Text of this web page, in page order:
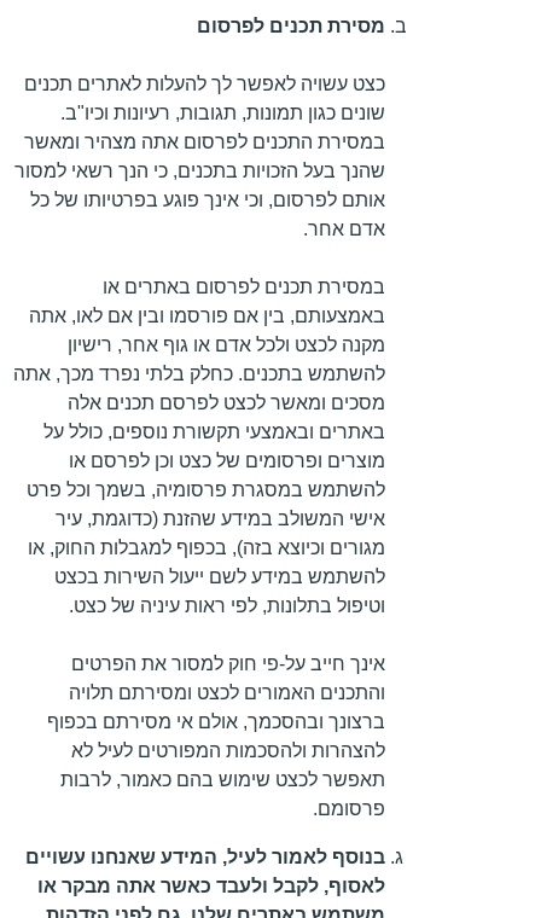
מסירת תכנים לפרסום
כצט עשויה לאפשר לך להעלות לאתרים תכנים
שונים כגון תמונות, תגובות, רעיונות וכיו"ב.
במסירת התכנים לפרסום אתה מצהיר ומאשר
שהנך בעל הזכויות בתכנים, כי הנך רשאי למסור
אותם לפרסום, וכי אינך פוגע בפרטיותו של כל
אדם אחר.
במסירת תכנים לפרסום באתרים או
באמצעותם, בין אם פורסמו ובין אם לאו, אתה
מקנה לכצט ולכל אדם או גוף אחר, רישיון
להשתמש בתכנים. כחלק בלתי נפרד מכך, אתה
מסכים ומאשר לכצט לפרסם תכנים אלה
באתרים ובאמצעי תקשורת נוספים, כולל על
מוצרים ופרסומים של כצט וכן לפרסם או
להשתמש במסגרת פרסומיה, בשמך וכל פרט
אישי המשולב במידע שהזנת (כדוגמת, עיר
מגורים וכיוצא בזה), בכפוף למגבלות החוק, או
להשתמש במידע לשם ייעול השירות בכצט
וטיפול בתלונות, לפי ראות עיניה של כצט.
אינך חייב על-פי חוק למסור את הפרטים
והתכנים האמורים לכצט ומסירתם תלויה
ברצונך ובהסכמך, אולם אי מסירתם בכפוף
להצהרות ולהסכמות המפורטים לעיל לא
תאפשר לכצט שימוש בהם כאמור, לרבות
פרסומם.
בנוסף לאמור לעיל, המידע שאנחנו עשויים
לאסוף, לקבל ולעבד כאשר אתה מבקר או